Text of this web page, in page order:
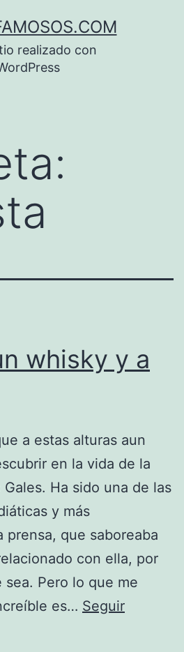
realizado con
whisky y a
a estas alturas aun
en la vida de la
Ha sido una de las
y más
prensa, que saboreaba
con ella, por
Pero lo que me
es… Seguir